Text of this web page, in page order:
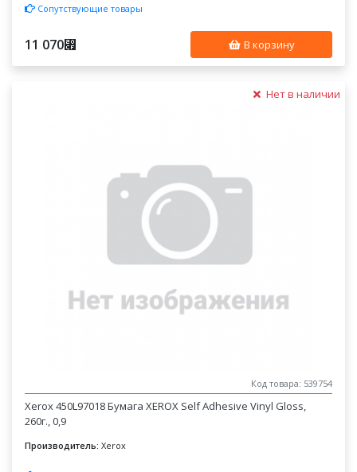
Сопутствующие товары
11 070⃏ В корзину
Нет в наличии
Код товара: 539754
Xerox 450L97018 Бумага XEROX Self Adhesive Vinyl Gloss,
260г., 0,9
Производитель: Xerox